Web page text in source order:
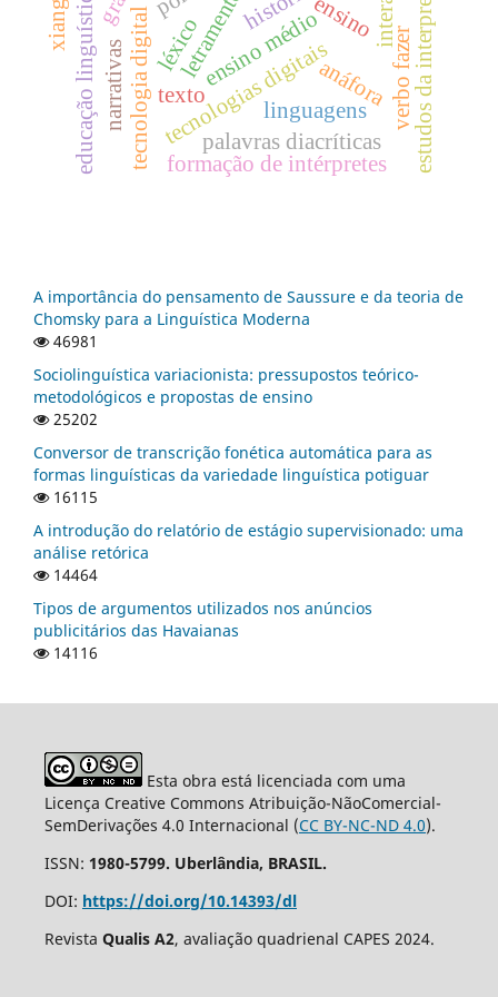
linguagens
letramentos ensino
tecnologia digital texto
educação linguística tecnologias digitais estudos da interpretação
formação de intérpretes
narrativas verbo fazer
anáfora
ensino médio
palavras diacríticas
léxico
A importância do pensamento de Saussure e da teoria de
Chomsky para a Linguística Moderna
46981
Sociolinguística variacionista: pressupostos teórico-
metodológicos e propostas de ensino
25202
Conversor de transcrição fonética automática para as
formas linguísticas da variedade linguística potiguar
16115
A introdução do relatório de estágio supervisionado: uma
análise retórica
14464
Tipos de argumentos utilizados nos anúncios
publicitários das Havaianas
14116
Esta obra está licenciada com uma
Licença Creative Commons Atribuição-NãoComercial-
SemDerivações 4.0 Internacional (CC BY-NC-ND 4.0).
ISSN: 1980-5799. Uberlândia, BRASIL.
DOI: https://doi.org/10.14393/dl
Revista Qualis A2, avaliação quadrienal CAPES 2024.